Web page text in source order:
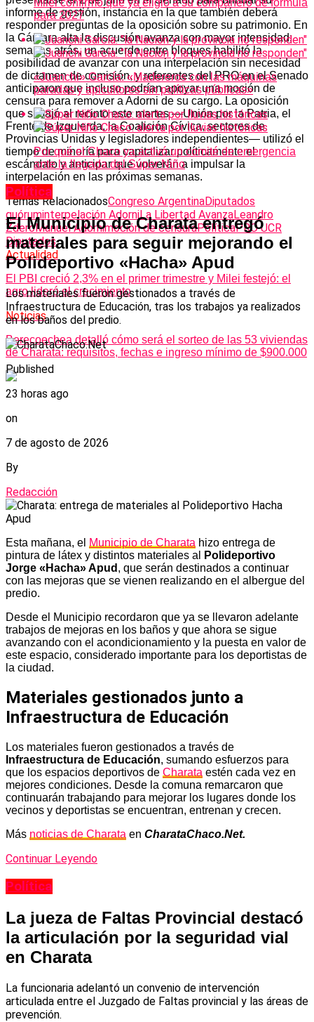
informe de gestión, instancia en la que también deberá
responder preguntas de la oposición sobre su patrimonio. En
la Cámara alta la discusión avanza con mayor intensidad:
semanas atrás, un acuerdo entre bloques habilitó la
posibilidad de avanzar con una interpelación sin necesidad
de dictamen de comisión, y referentes del PRO en el Senado
anticiparon que incluso podrían apoyar una moción de
censura para remover a Adorni de su cargo. La oposición
que sí bajó al recinto este martes —Unión por la Patria, el
Frente de Izquierda, la Coalición Cívica, sectores de
Provincias Unidas y legisladores independientes— utilizó el
tiempo de minoría para capitalizar políticamente el
escándalo y anticipar que volverán a impulsar la
interpelación en las próximas semanas.
Temas RelacionadosCongreso ArgentinaDiputados
quóruminterpelación AdorniLa Libertad AvanzaLeandro
ZderoManuel Adornimoción de censuraPolíticaPRO UCR
Diputados
Actualidad
El PBI creció 2,3% en el primer trimestre y Milei festejó: el
agro lideró el crecimiento
Noticias
Berecoechea detalló cómo será el sorteo de las 53 viviendas
de Charata: requisitos, fechas e ingreso mínimo de $900.000
Milei confirmó que ya eligió a su compañero de fórmula
para 2027
«Juanchi» García: «Madereros con las máquinas
paradas y apicultores sin políticas públicas»
Por qué el Chaco ya activó un comité de emergencia
ante la llegada del Súper Niño
Política
El Municipio de Charata entregó
materiales para seguir mejorando el
Polideportivo «Hacha» Apud
Los materiales fueron gestionados a través de
Infraestructura de Educación, tras los trabajos ya realizados
en los baños del predio.
Published
23 horas ago
on
7 de agosto de 2026
By
Redacción
Esta mañana, el Municipio de Charata hizo entrega de
pintura de látex y distintos materiales al
Polideportivo
Jorge «Hacha» Apud , que serán destinados a continuar
con las mejoras que se vienen realizando en el albergue del
predio.
Desde el Municipio recordaron que ya se llevaron adelante
trabajos de mejoras en los baños y que ahora se sigue
avanzando con el acondicionamiento y la puesta en valor de
este espacio, considerado importante para los deportistas de
la ciudad.
Materiales gestionados junto a
Infraestructura de Educación
Los materiales fueron gestionados a través de
Infraestructura de Educación, sumando esfuerzos para
que los espacios deportivos de Charata estén cada vez en
mejores condiciones. Desde la comuna remarcaron que
continuarán trabajando para mejorar los lugares donde los
vecinos y deportistas se encuentran, entrenan y crecen.
Más noticias de Charata en CharataChaco.Net.
Continuar Leyendo
Política
La jueza de Faltas Provincial destacó
la articulación por la seguridad vial
en Charata
La funcionaria adelantó un convenio de intervención
articulada entre el Juzgado de Faltas provincial y las áreas de
prevención.